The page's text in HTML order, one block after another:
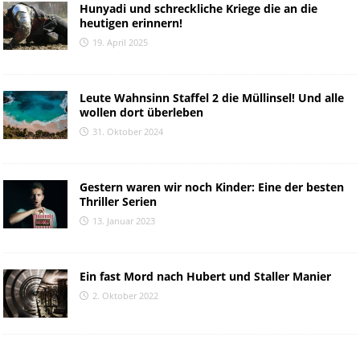
Hunyadi und schreckliche Kriege die an die
heutigen erinnern!
19. April 2025
Leute Wahnsinn Staffel 2 die Müllinsel! Und alle
wollen dort überleben
31. Oktober 2024
Gestern waren wir noch Kinder: Eine der besten
Thriller Serien
13. Januar 2023
Ein fast Mord nach Hubert und Staller Manier
2. Oktober 2022